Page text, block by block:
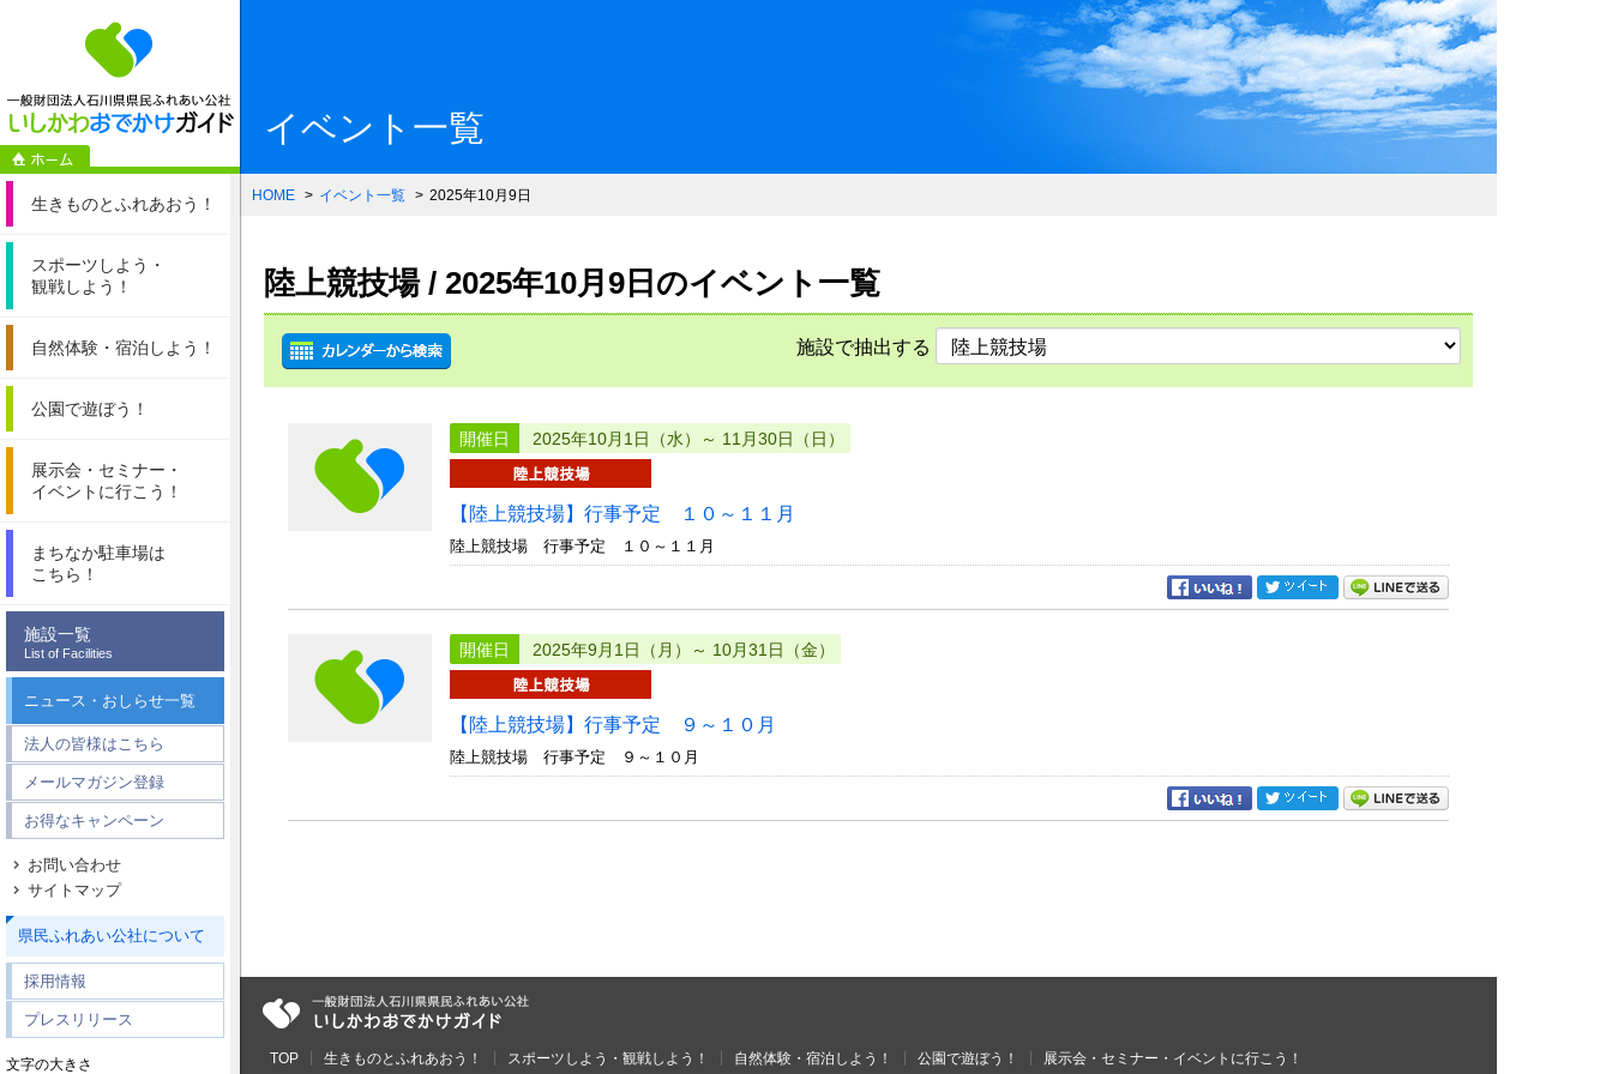
一般財団法人石川県県民ふれあい公社 いしかわおでかけガイド
生きものとふれあおう！
スポーツしよう・
観戦しよう！
自然体験・ 宿泊しよう！
公園で遊ぼう！
展示会・セミナー・
イベントに行こう！
まちなか駐車場は
こちら！
施設一覧
List of Facilities
ニュース・おしらせ一覧
法人の皆様はこちら
メールマガジン登録
お得なキャンペーン
お問い合わせ
サイトマップ
県民ふれあい公社について
採用情報
プレスリリース
文字の大きさ
イベント一覧
HOME イベント一覧 2025年10月9日
陸上競技場 / 2025年10月9日のイベント一覧
施設で抽出する
開催日 2025年10月1日（水）～ 11月30日（日）
【陸上競技場】行事予定 １０～１１月
陸上競技場 行事予定 １０～１１月
開催日 2025年9月1日（月）～ 10月31日（金）
【陸上競技場】行事予定 ９～１０月
陸上競技場 行事予定 ９～１０月
TOP 生きものとふれあおう！ スポーツしよう・観戦しよう！ 自然体験・宿泊しよう！ 公園で遊ぼう！ 展示会・セミナー・イベントに行こう！